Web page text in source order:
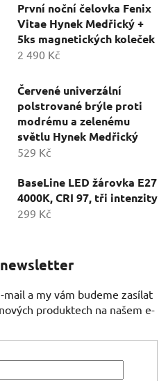
První noční čelovka Fenix
Vitae Hynek Medřický +
5ks magnetických koleček
2 490 Kč
Červené univerzální
polstrované brýle proti
modrému a zelenému
světlu Hynek Medřický
529 Kč
BaseLine LED žárovka E27
4000K, CRI 97, tři intenzity
299 Kč
a my vám budeme zasílat
produktech na našem e-